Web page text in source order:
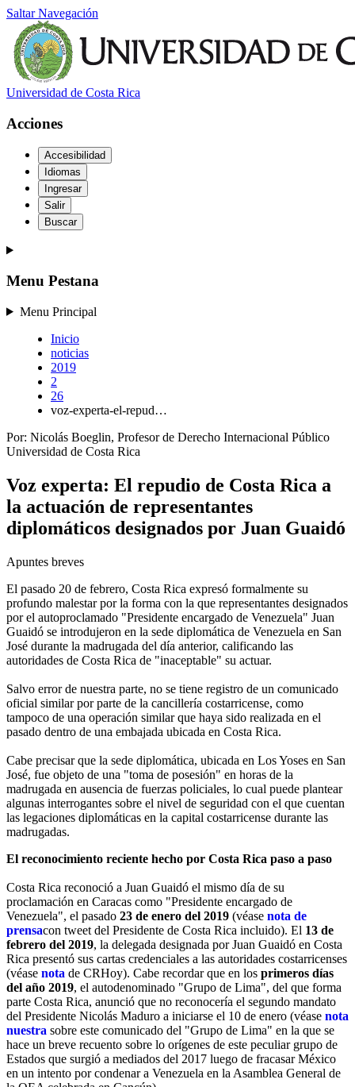
Saltar Navegación
Universidad de Costa Rica
Acciones
Accesibilidad
Idiomas
Ingresar
Salir
Buscar
Menu Pestana
Menu Principal
Inicio
noticias
2019
2
26
voz-experta-el-repud…
Por: Nicolás Boeglin, Profesor de Derecho Internacional Público
Universidad de Costa Rica
Voz experta: El repudio de Costa Rica a
la actuación de representantes
diplomáticos designados por Juan Guaidó
Apuntes breves
El pasado 20 de febrero, Costa Rica expresó formalmente su
profundo malestar por la forma con la que representantes designados
por el autoproclamado "Presidente encargado de Venezuela" Juan
Guaidó se introdujeron en la sede diplomática de Venezuela en San
José durante la madrugada del día anterior, calificando las
autoridades de Costa Rica de "inaceptable" su actuar.
Salvo error de nuestra parte, no se tiene registro de un comunicado
oficial similar por parte de la cancillería costarricense, como
tampoco de una operación similar que haya sido realizada en el
pasado dentro de una embajada ubicada en Costa Rica.
Cabe precisar que la sede diplomática, ubicada en Los Yoses en San
José, fue objeto de una "toma de posesión" en horas de la
madrugada en ausencia de fuerzas policiales, lo cual puede plantear
algunas interrogantes sobre el nivel de seguridad con el que cuentan
las legaciones diplomáticas en la capital costarricense durante las
madrugadas.
El reconocimiento reciente hecho por Costa Rica paso a paso
Costa Rica reconoció a Juan Guaidó el mismo día de su
proclamación en Caracas como "Presidente encargado de
Venezuela", el pasado 23 de enero del 2019 (véase nota de
prensacon tweet del Presidente de Costa Rica incluido). El 13 de
febrero del 2019, la delegada designada por Juan Guaidó en Costa
Rica presentó sus cartas credenciales a las autoridades costarricenses
(véase nota de CRHoy). Cabe recordar que en los primeros días
del año 2019, el autodenominado "Grupo de Lima", del que forma
parte Costa Rica, anunció que no reconocería el segundo mandato
del Presidente Nicolás Maduro a iniciarse el 10 de enero (véase nota
nuestra sobre este comunicado del "Grupo de Lima" en la que se
hace un breve recuento sobre lo orígenes de este peculiar grupo de
Estados que surgió a mediados del 2017 luego de fracasar México
en un intento por condenar a Venezuela en la Asamblea General de